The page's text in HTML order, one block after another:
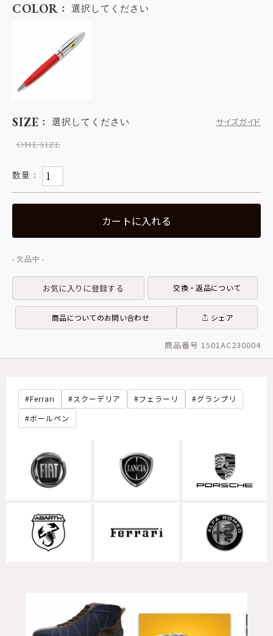
SIZE 選択してください
サイズガイド
ONE SIZE
COLOR 選択してください
カートに入れる
お気に入りに登録する 交換・返品について
商品についてのお問い合わせ シェア
商品番号 1501AC230004
Ferrari スクーデリア フェラーリ
グランプリ
ボールペン